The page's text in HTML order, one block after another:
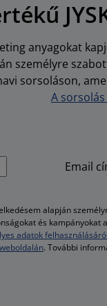
anyagokat
személyre
sorsoláson,
A
Email
alapján
és kampányokat
adatok
weboldalán. További